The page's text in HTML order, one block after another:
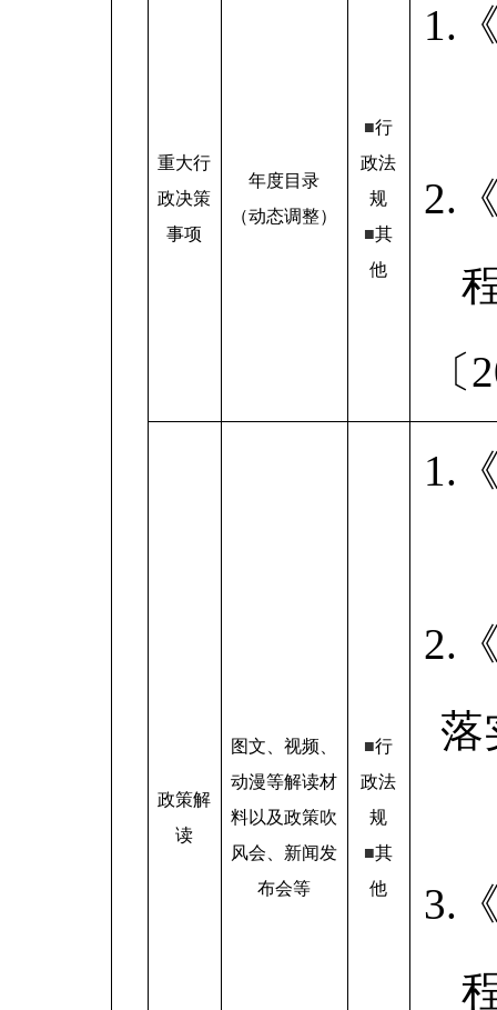
重大行
政决策
事项
年度目录
（动态调整）
■行
政法
规
■其
他
1.
2.
政策解
读
图文、视频、
动漫等解读材
料以及政策吹
风会、新闻发
布会等
■行
政法
规
■其
他
1.
2.
落
3.